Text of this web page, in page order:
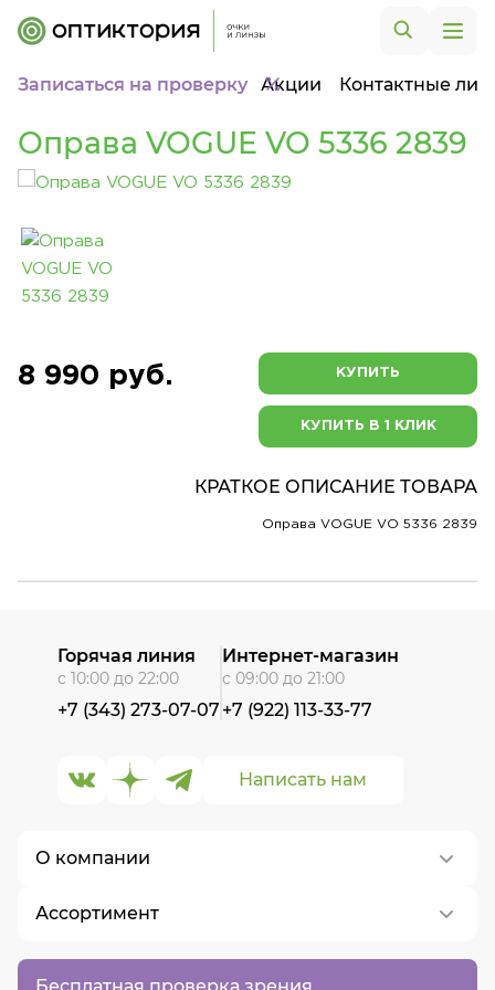
Записаться на проверку Акции Контактные
Оправа VOGUE VO 5336 2839
8 990 руб. КУПИТЬ
КУПИТЬ В 1 КЛИК
КРАТКОЕ ОПИСАНИЕ ТОВАРА
Оправа VOGUE VO 5336 2839
Бесплатная проверка зрения
О компании
О нас
Контакты
Ассортимент
Написать нам
Горячая линия
с 10:00 до 22:00
+7 (343) 273-07-07
Интернет-магазин
с 09:00 до 21:00
+7 (922) 113-33-77